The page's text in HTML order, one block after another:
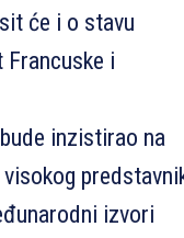
će i o stavu
Francuske i
inzistirao na
izvori